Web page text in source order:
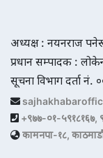
अध्यक्ष : नयनराज
प्रधान सम्पादक :
सूचना विभाग दर्ता नं.
+९७७-०१-५९१८१६७,
कामनपा-१८,